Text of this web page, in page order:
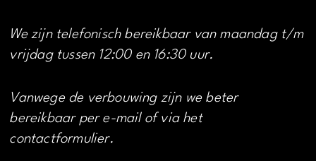
We zijn telefonisch bereikbaar van maandag t/m
vrijdag tussen 12:00 en 16:30 uur.
Vanwege de verbouwing zijn we beter
bereikbaar per e-mail of via het
contactformulier.